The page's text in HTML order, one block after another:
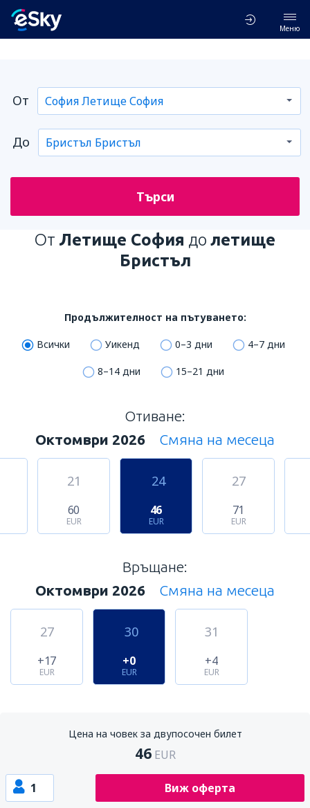
Меню
От
До
Търси
От Летище София до летище
Бристъл
Продължителност на пътуването:
Всички Уикенд 0–3 дни 4–7 дни
8–14 дни 15–21 дни
Отиване:
Октомври 2026
Смяна на месеца
21
60
EUR
24
46
EUR
27
71
EUR
Връщане:
Октомври 2026
Смяна на месеца
27
+17
EUR
30
+0
EUR
31
+4
EUR
Цена на човек за двупосочен билет
46 EUR
1 Виж оферта